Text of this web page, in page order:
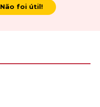
Não foi útil!